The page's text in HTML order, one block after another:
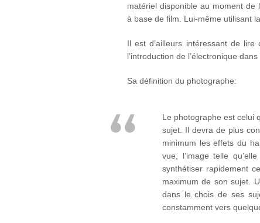
matériel disponible au moment
à base de film. Lui-même utilisant
Il est d’ailleurs intéressant de
l’introduction de l’électronique
Sa définition du photographe:
Le photographe est celui
sujet. Il devra de plus
minimum les effets du
vue, l’image telle
synthétiser rapidement
maximum de son sujet.
dans le chois de ses
constamment vers